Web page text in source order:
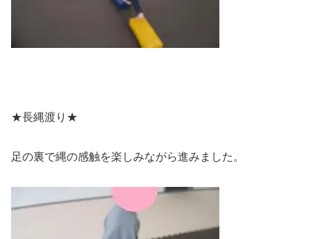
★長縄渡り★
足の裏で縄の感触を楽しみながら進みました。